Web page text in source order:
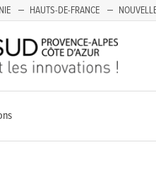
HAUTS-DE-FRANCE